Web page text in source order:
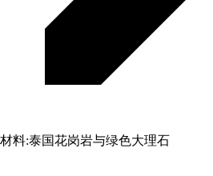
材料:泰国花岗岩与绿色大理石